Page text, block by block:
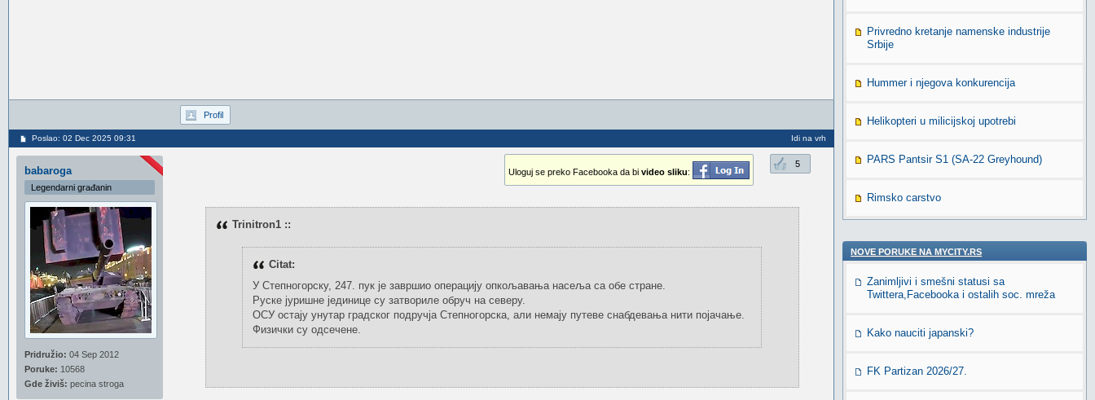
Profil
Poslao: 02 Dec 2025 09:31 Idi na vrh
babaroga
Legendarni građanin
Pridružio: 04 Sep 2012
Poruke: 10568
Gde živiš: pecina stroga
5
Uloguj se preko Facebooka da bi video sliku:
Trinitron1 ::
Citat:
У Степногорску, 247. пук је завршио операцију опкољавања насеља са обе стране.
Руске јуришне јединице су затвориле обруч на северу.
ОСУ остају унутар градског подручја Степногорска, али немају путеве снабдевања нити појачање.
Физички су одсечене.
Privredno kretanje namenske industrije
Srbije
Hummer i njegova konkurencija
Helikopteri u milicijskoj upotrebi
PARS Pantsir S1 (SA-22 Greyhound)
Rimsko carstvo
NOVE PORUKE NA MYCITY.RS
Zanimljivi i smešni statusi sa
Twittera,Facebooka i ostalih soc. mreža
Kako nauciti japanski?
FK Partizan 2026/27.